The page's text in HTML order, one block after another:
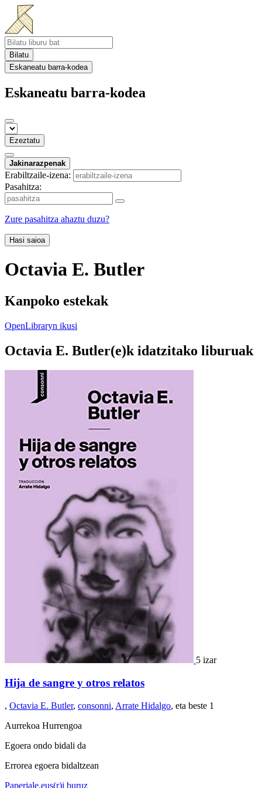
Bilatu
Eskaneatu barra-kodea
Eskaneatu barra-kodea
Ezeztatu
Jakinarazpenak
Erabiltzaile-izena:
Pasahitza:
Zure pasahitza ahaztu duzu?
Hasi saioa
Octavia E. Butler
Kanpoko estekak
OpenLibraryn ikusi
Octavia E. Butler(e)k idatzitako liburuak
5 izar
Hija de sangre y otros relatos
, Octavia E. Butler, consonni, Arrate Hidalgo, eta beste 1
Aurrekoa Hurrengoa
Egoera ondo bidali da
Errorea egoera bidaltzean
Paperjale.eus(r)i buruz